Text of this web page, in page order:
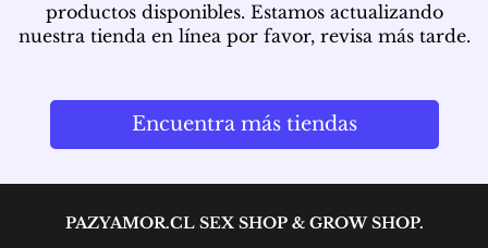
productos disponibles. Estamos actualizando
nuestra tienda en línea por favor, revisa más tarde.
Encuentra más tiendas
PAZYAMOR.CL SEX SHOP & GROW SHOP.